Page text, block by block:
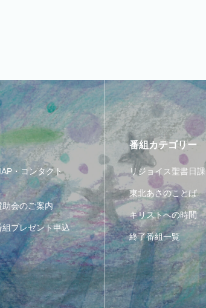
・コンタクト
助会のご案内
組プレゼント申込
番組カテゴリー
リジョイス聖書日課
東北あさのことば
キリストへの時間
終了番組一覧